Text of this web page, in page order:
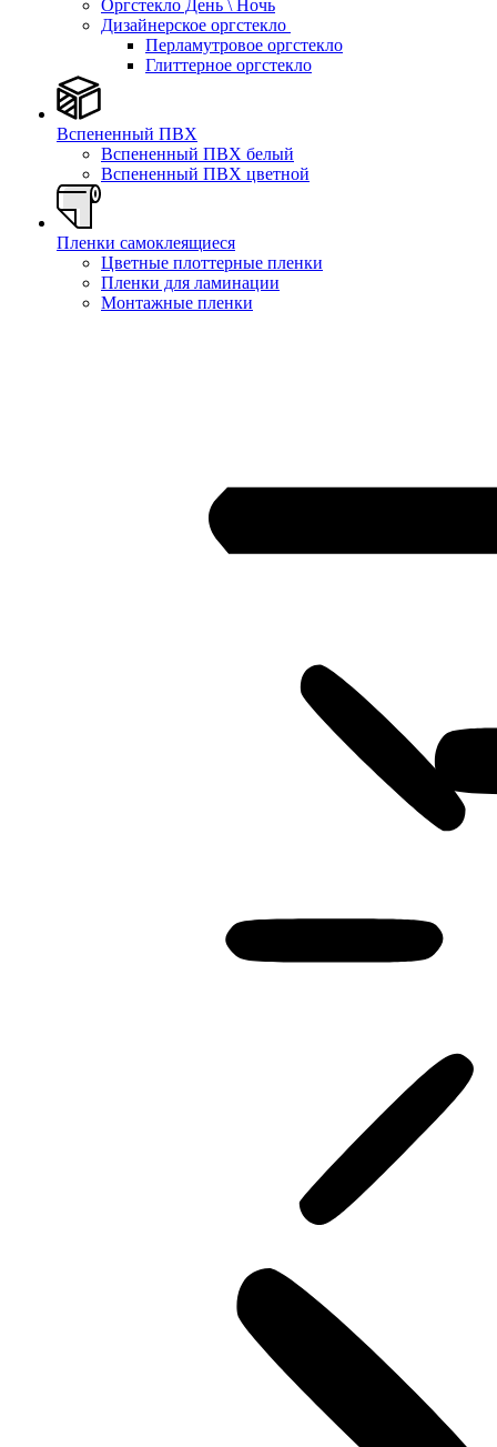
Оргстекло День \ Ночь
Дизайнерское оргстекло
Перламутровое оргстекло
Глиттерное оргстекло
Вспененный ПВХ
Вспененный ПВХ белый
Вспененный ПВХ цветной
Пленки самоклеящиеся
Цветные плоттерные пленки
Пленки для ламинации
Монтажные пленки